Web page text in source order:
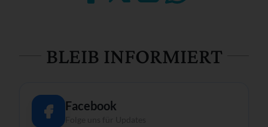
BLEIB INFORMIERT
Facebook